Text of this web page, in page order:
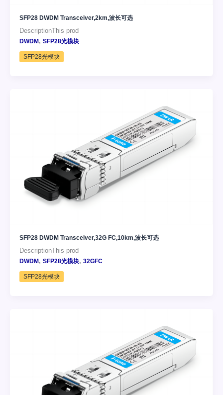
SFP28 DWDM Transceiver,2km,波长可选
DescriptionThis prod
DWDM, SFP28光模块
SFP28光模块
SFP28 DWDM Transceiver,32G FC,10km,波长可选
DescriptionThis prod
DWDM, SFP28光模块, 32GFC
SFP28光模块